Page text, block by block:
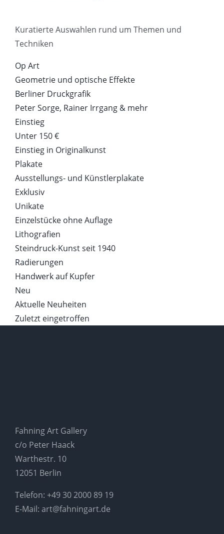
Kuratierte Auswahlen rund um Themen und
Techniken
Op Art
Geometrie und optische Effekte
Berliner Druckgrafik
Peter Sorge, Rainer Irrgang & mehr
Einstieg
Unter 150 €
Einstieg in Originalkunst
Plakate
Ausstellungs- und Künstlerplakate
Exklusiv
Unikate
Einzelstücke ohne Auflage
Lithografien
Steindruck-Kunst seit 1940
Radierungen
Handwerk auf Kupfer
Neu
Aktuelle Neuheiten
Zuletzt eingetroffen
Fahning Art Gallery
c/o Peter Haack
Warthestr. 10
12051 Berlin
Telefon: +49 30 2000 89 19
E-Mail: art@fahningart.de